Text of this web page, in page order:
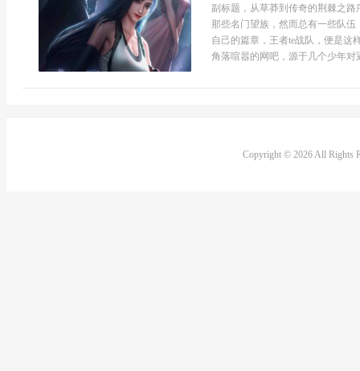
副标题，从草莽到传奇的荆棘之
那些名门望族，然而总有一些队
自己的篇章，王者te战队，便是这
角落喧嚣的网吧，源于几个少年对
Copyright © 2026 All Rights